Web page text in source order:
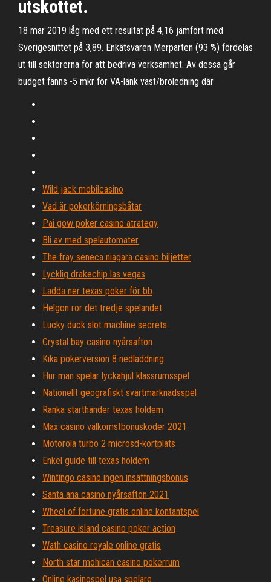
utskottet.
18 mar 2019 låg med ett resultat på 4,16 jämfört med
Sverigesnittet på 3,89. Enkätsvaren Merparten (93 %) fördelas
ut till sektorerna för att bedriva verksamhet. Av dessa går
budget fanns -5 mkr för VA-länk väst/broledning där
Wild jack mobilcasino
Vad är pokerkörningsbåtar
Pai gow poker casino atrategy
Bli av med spelautomater
The fray seneca niagara casino biljetter
Lycklig drakechip las vegas
Ladda ner texas poker för bb
Helgon ror det tredje spelandet
Lucky duck slot machine secrets
Crystal bay casino nyårsafton
Kika pokerversion 8 nedladdning
Hur man spelar lyckahjul klassrumsspel
Nationellt geografiskt svartmarknadsspel
Ranka starthänder texas holdem
Max casino välkomstbonuskoder 2021
Motorola turbo 2 microsd-kortplats
Enkel guide till texas holdem
Wintingo casino ingen insättningsbonus
Santa ana casino nyårsafton 2021
Wheel of fortune gratis online kontantspel
Treasure island casino poker action
Wath casino royale online gratis
North star mohican casino pokerrum
Online kasinospel usa spelare